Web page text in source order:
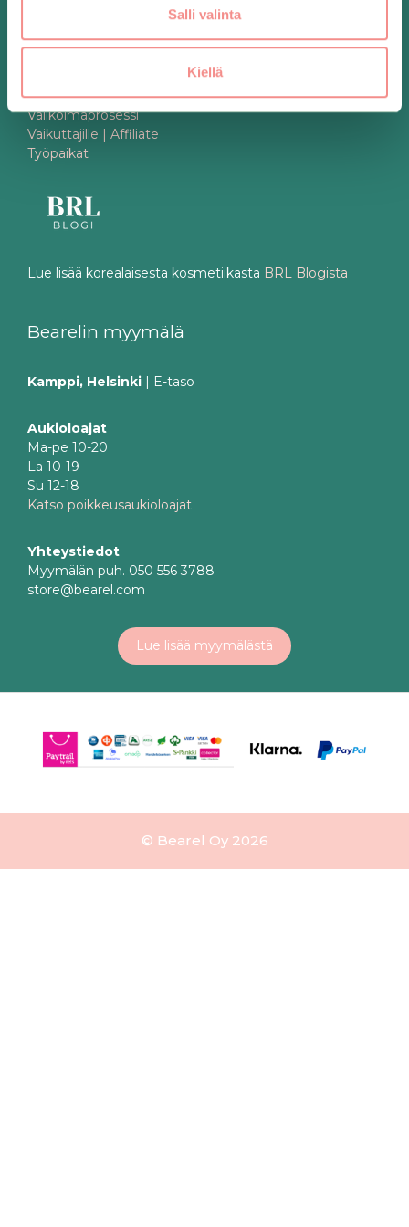
Salli valinta
Kiellä
Korealainen ihonhoitorutiini
Tilaa uutiskirje
Valikoimaprosessi
Vaikuttajille | Affiliate
Työpaikat
Lue lisää korealaisesta kosmetiikasta BRL Blogista
Bearelin myymälä
Kamppi, Helsinki | E-taso
Aukioloajat
Ma-pe 10-20
La 10-19
Su 12-18
Katso poikkeusaukioloajat
Yhteystiedot
Myymälän puh. 050 556 3788
store@bearel.com
Lue lisää myymälästä
© Bearel Oy 2026